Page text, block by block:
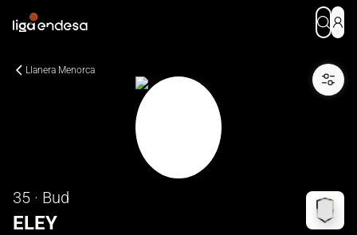
Llanera Menorca
35 · Bud
ELEY